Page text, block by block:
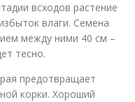
всходов растение
влаги. Семена
между ними 40 см –
тесно.
предотвращает
корки. Хороший